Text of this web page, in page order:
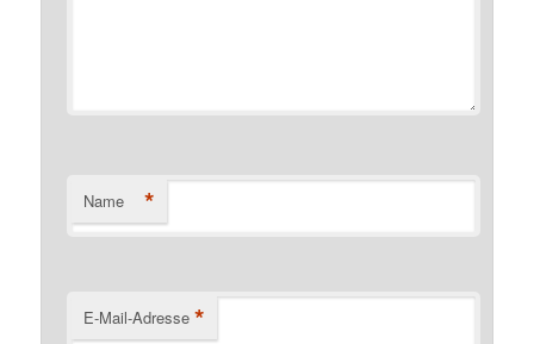
Name *
E-Mail-Adresse *